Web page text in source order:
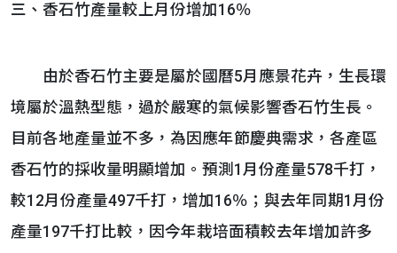
三、香石竹產量較上月份增加16％
由於香石竹主要是屬於國曆5月應景花卉，生長環
境屬於溫熱型態，過於嚴寒的氣候影響香石竹生長。
目前各地產量並不多，為因應年節慶典需求，各產區
香石竹的採收量明顯增加。預測1月份產量578千打，
較12月份產量497千打，增加16％；與去年同期1月份
產量197千打比較，因今年栽培面積較去年增加許多